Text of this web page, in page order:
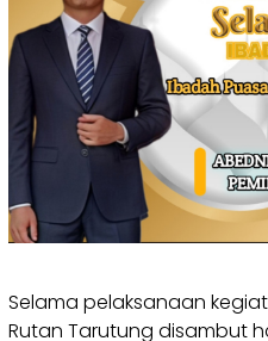
Selama pelaksanaan
Rutan Tarutung disambut